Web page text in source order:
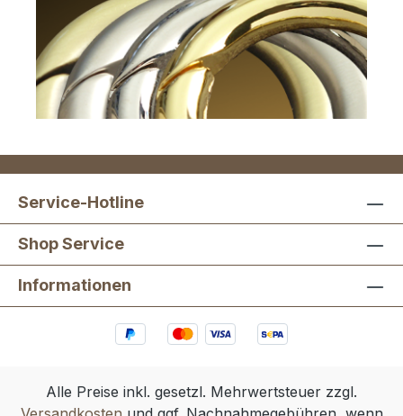
Service-Hotline
Shop Service
Informationen
Alle Preise inkl. gesetzl. Mehrwertsteuer zzgl.